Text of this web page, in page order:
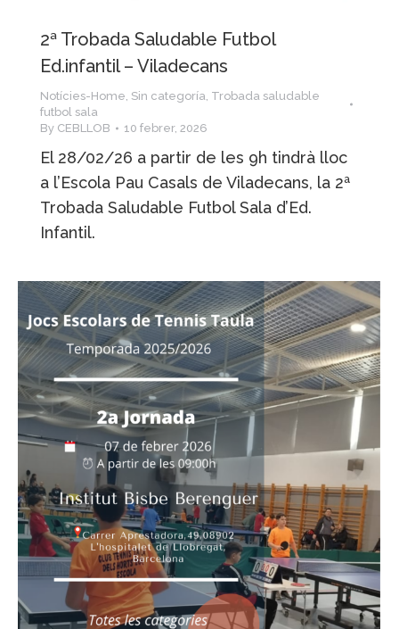
2ª Trobada Saludable Futbol
Ed.infantil – Viladecans
Notícies-Home, Sin categoría, Trobada saludable
futbol sala
By CEBLLOB 10 febrer, 2026
El 28/02/26 a partir de les 9h tindrà lloc
a l’Escola Pau Casals de Viladecans, la 2ª
Trobada Saludable Futbol Sala d’Ed.
Infantil.